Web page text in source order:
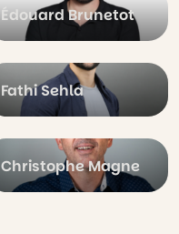
Édouard Brunetot
Fathi Sehla
Christophe Magne